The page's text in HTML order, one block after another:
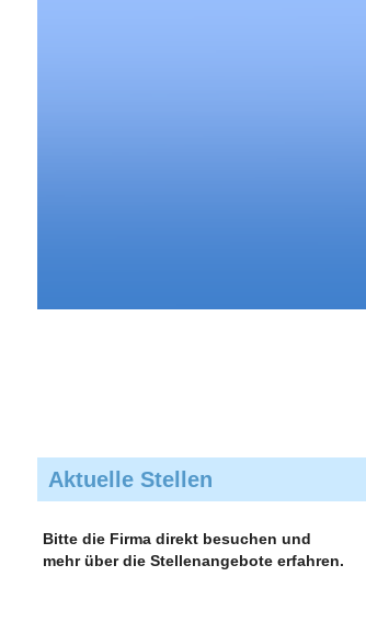
Aktuelle Stellen
Bitte die Firma direkt besuchen und
mehr über die Stellenangebote erfahren.